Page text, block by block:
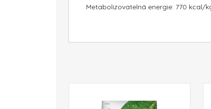
Metabolizovatelná energie: 770 kcal/